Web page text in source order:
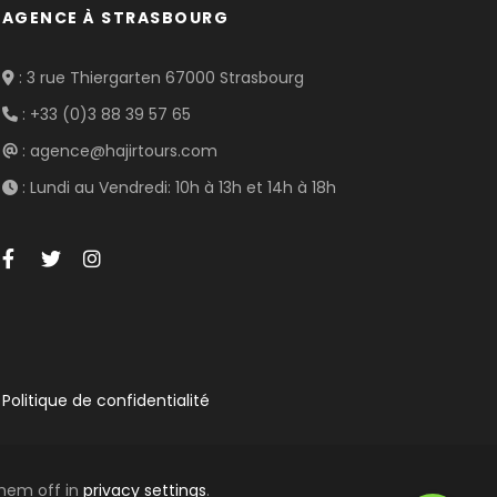
AGENCE À STRASBOURG
: 3 rue Thiergarten 67000 Strasbourg
: +33 (0)3 88 39 57 65
: agence@hajirtours.com
: Lundi au Vendredi: 10h à 13h et 14h à 18h
Politique de confidentialité
off in privacy settings.